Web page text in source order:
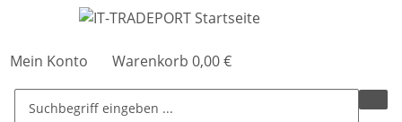
Mein Konto Warenkorb 0,00 €